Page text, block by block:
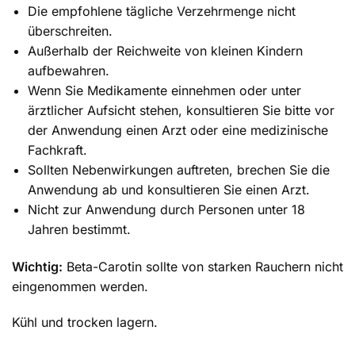
Die empfohlene tägliche Verzehrmenge nicht
überschreiten.
Außerhalb der Reichweite von kleinen Kindern
aufbewahren.
Wenn Sie Medikamente einnehmen oder unter
ärztlicher Aufsicht stehen, konsultieren Sie bitte vor
der Anwendung einen Arzt oder eine medizinische
Fachkraft.
Sollten Nebenwirkungen auftreten, brechen Sie die
Anwendung ab und konsultieren Sie einen Arzt.
Nicht zur Anwendung durch Personen unter 18
Jahren bestimmt.
Wichtig: Beta-Carotin sollte von starken Rauchern nicht
eingenommen werden.
Kühl und trocken lagern.